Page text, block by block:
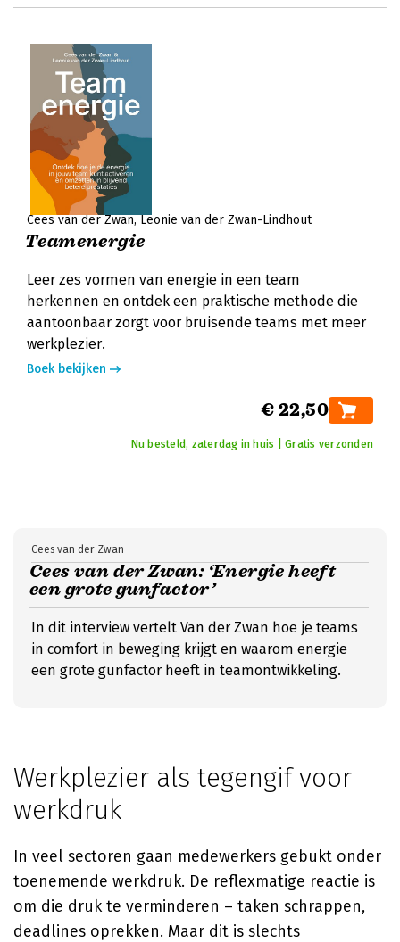
Cees van der Zwan Leonie van der Zwan-Lindhout
Teamenergie
Leer zes vormen van energie in een team
herkennen en ontdek een praktische methode die
aantoonbaar zorgt voor bruisende teams met meer
werkplezier.
Boek bekijken
€ 22,50
Nu besteld, zaterdag in huis | Gratis verzonden
Cees van der Zwan: ‘Energie heeft
een grote gunfactor’
Cees van der Zwan
In dit interview vertelt Van der Zwan hoe je teams
in comfort in beweging krijgt en waarom energie
een grote gunfactor heeft in teamontwikkeling.
Werkplezier als tegengif voor
werkdruk
In veel sectoren gaan medewerkers gebukt onder
toenemende werkdruk. De reflexmatige reactie is
om die druk te verminderen – taken schrappen,
deadlines oprekken. Maar dit is slechts